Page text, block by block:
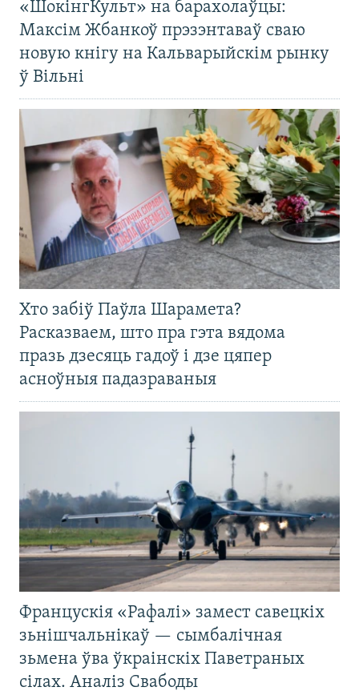
«ШокінгКульт» на барахолаўцы:
Максім Жбанкоў прэзэнтаваў сваю
новую кнігу на Кальварыйскім рынку
ў Вільні
Хто забіў Паўла Шарамета?
Расказваем, што пра гэта вядома
празь дзесяць гадоў і дзе цяпер
асноўныя падазраваныя
Францускія «Рафалі» замест савецкіх
зьнішчальнікаў — сымбалічная
зьмена ўва ўкраінскіх Паветраных
сілах. Аналіз Свабоды